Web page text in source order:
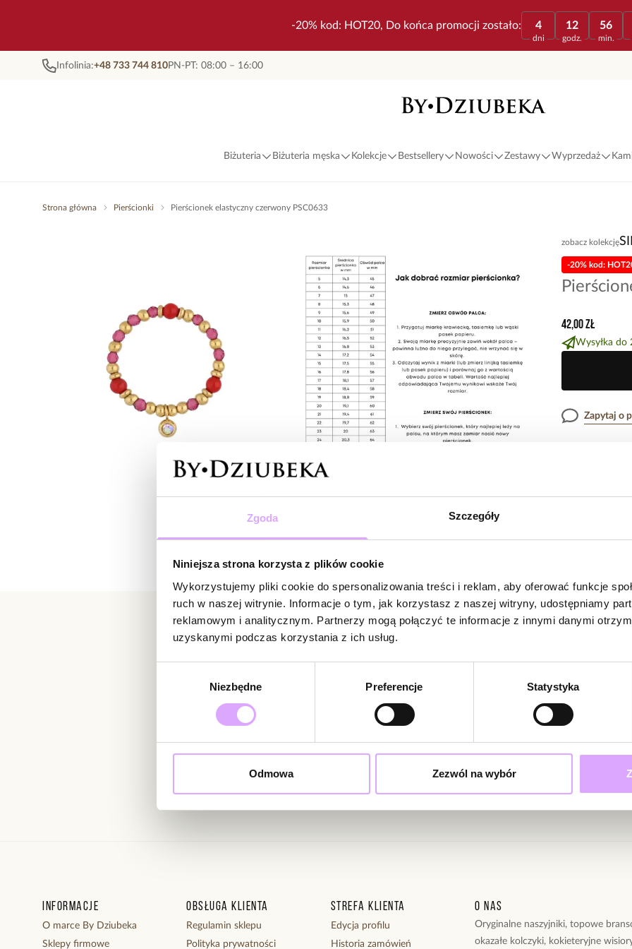
Zgoda Szczegóły
Niniejsza strona korzysta z plików cookie
Wykorzystujemy pliki cookie do spersonalizowania treści i reklam, aby oferować funkcje
ruch w naszej witrynie. Informacje o tym, jak korzystasz z naszej witryny, udostępniamy
reklamowym i analitycznym. Partnerzy mogą połączyć te informacje z innymi danymi
uzyskanymi podczas korzystania z ich usług.
Niezbędne Preferencje Statystyka
Odmowa Zezwól na wybór
-20% kod: HOT20, Do końca promocji zostało: 4
dni
12
godz.
56
min.
Infolinia:+48 733 744 810PN-PT: 08:00 – 16:00
Biżuteria Biżuteria męska Kolekcje Bestsellery Nowości Zestawy Wyprzedaż
Strona główna Pierścionki Pierścionek elastyczny czerwony PSC0633
zobacz kolekcję
-20% kod:
42,00 zł
Wysyłka do
Zapytaj o
Kolor surowca:
Rozmiar:
Zobacz inne
Brak opinii
Jeszcze
Bądź
Newsletter
Bądź na bieżąco z nowościami i promocjami!
Informacje
O marce By Dziubeka
Sklepy firmowe
Obsługa klienta
Regulamin sklepu
Polityka prywatności
Strefa klienta
Edycja profilu
Historia zamówień
O nas
Oryginalne naszyjniki, topowe
okazałe kolczyki, kokieteryjne